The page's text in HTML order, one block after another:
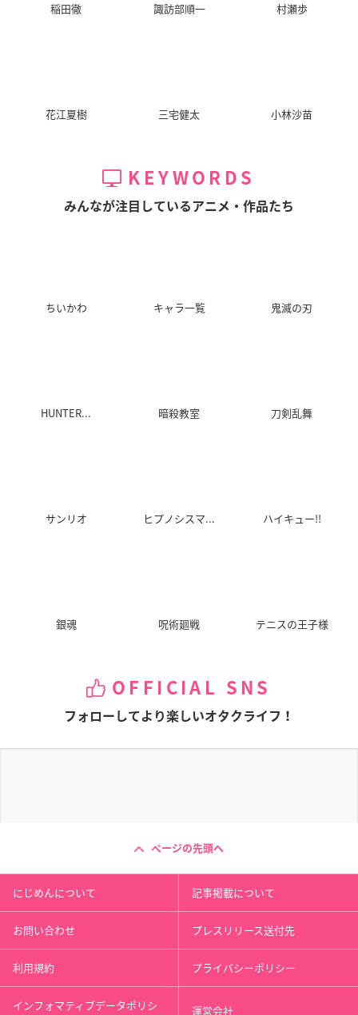
稲田徹 諏訪部順一 村瀬歩
花江夏樹 三宅健太 小林沙苗
KEYWORDS
みんなが注目しているアニメ・作品たち
ちいかわ キャラ一覧 鬼滅の刃
HUNTER... 暗殺教室 刀剣乱舞
サンリオ ヒプノシスマ... ハイキュー!!
銀魂 呪術廻戦 テニスの王子様
OFFICIAL SNS
フォローしてより楽しいオタクライフ！
ページの先頭へ
にじめんについて 記事掲載について
お問い合わせ プレスリリース送付先
利用規約 プライバシーポリシー
インフォマティブデータポリシ 運営会社